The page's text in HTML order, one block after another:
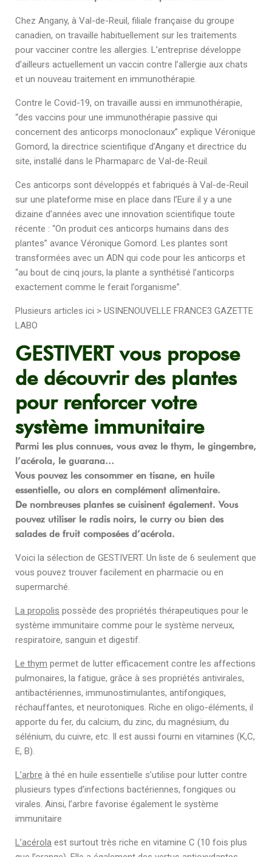
Chez Angany, à Val-de-Reuil, filiale française du groupe
canadien, on travaille habituellement sur les traitements
pour vacciner contre les allergies. L’entreprise développe
d’ailleurs actuellement un vaccin contre l’allergie aux chats
et un nouveau traitement en immunothérapie.
Contre le Covid-19, on travaille aussi en immunothérapie,
“des vaccins pour une immunothérapie passive qui
concernent des anticorps monoclonaux” explique Véronique
Gomord, la directrice scientifique d’Angany et directrice du
site, installé dans le Pharmaparc de Val-de-Reuil.
Ces anticorps sont développés et fabriqués à Val-de-Reuil
sur une plateforme mise en place dans l’Eure il y a une
dizaine d’années avec une innovation scientifique toute
récente : “On produit ces anticorps humains dans des
plantes” avance Véronique Gomord. Les plantes sont
transformées avec un ADN qui code pour les anticorps et
“au bout de cinq jours, la plante a synthétisé l’anticorps
exactement comme le ferait l’organisme”.
Plusieurs articles ici > USINENOUVELLE FRANCE3 GAZETTE
LABO
GESTIVERT vous propose
de découvrir des plantes
pour renforcer votre
système immunitaire
Parmi les plus connues, vous avez le thym, le gingembre,
l’acérola, le guarana…
Vous pouvez les consommer en tisane, en huile
essentielle, ou alors en complément alimentaire.
De nombreuses plantes se cuisinent également. Vous
pouvez utiliser le radis noirs, le curry ou bien des
salades de fruit composées d’acérola.
Voici la sélection de GESTIVERT. Un liste de 6 seulement que
vous pouvez trouver facilement en pharmacie ou en
supermarché.
La propolis possède des propriétés thérapeutiques pour le
système immunitaire comme pour le système nerveux,
respiratoire, sanguin et digestif.
Le thym permet de lutter efficacement contre les affections
pulmonaires, la fatigue, grâce à ses propriétés antivirales,
antibactériennes, immunostimulantes, antifongiques,
réchauffantes, et neurotoniques. Riche en oligo-éléments, il
apporte du fer, du calcium, du zinc, du magnésium, du
sélénium, du cuivre, etc. Il est aussi fourni en vitamines (K,C,
E, B).
L’arbre à thé en huile essentielle s’utilise pour lutter contre
plusieurs types d’infections bactériennes, fongiques ou
virales. Ainsi, l’arbre favorise également le système
immunitaire
L’acérola est surtout très riche en vitamine C (10 fois plus